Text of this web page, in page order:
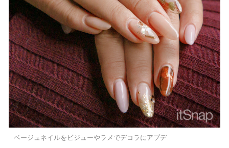
ベージュネイルをビジューやラメでデコラにアプデ